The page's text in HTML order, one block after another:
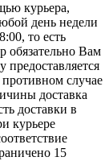
курьера,
день недели
то есть
обязательно Вам
предоставляется
случае
доставка
доставки в
курьере
15